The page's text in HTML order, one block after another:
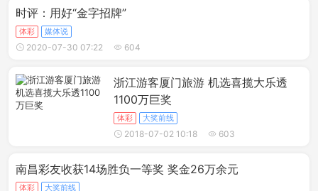
时评：用好“金字招牌”
体彩 媒体说
2020-07-30 07:22 604
浙江游客厦门旅游 机选喜揽大乐透
1100万巨奖
体彩 大奖前线
2018-07-02 10:18 603
南昌彩友收获14场胜负一等奖 奖金26万余元
体彩 大奖前线